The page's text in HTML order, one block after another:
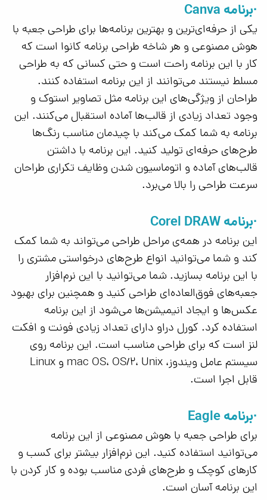
·برنامه Canva
یکی از حرفه‌ای‌ترین و بهترین برنامه‌ها برای طراحی جعبه با
هوش مصنوعی و هر شاخه طراحی برنامه کانوا است که
کار با این برنامه راحت است و حتی کسانی که به طراحی
مسلط نیستند می‌توانند از این برنامه استفاده کنند.
طراحان از ویژگی‌های این برنامه مثل تصاویر استوک و
وجود تعداد زیادی از قالب‌ها آماده استقبال می‌کنند. این
برنامه به شما کمک می‌کند با چیدمان مناسب رنگ‌ها
طرح‌های حرفه‌ای تولید کنید. این برنامه با داشتن
قالب‌های آماده و اتوماسیون شدن وظایف تکراری طراحان
سرعت طراحی را بالا می‌برد.
·برنامه Corel DRAW
این برنامه در همه‌ی مراحل طراحی می‌تواند به شما کمک
کند و شما می‌توانید انواع طرح‌های درخواستی مشتری را
با این برنامه بسازید. شما می‌توانید با این نرم‌افزار
جعبه‌های فوق‌العاده‌ای طراحی کنید و همچنین برای بهبود
عکس‌ها و ایجاد انیمیشن‌ها می‌شود از این برنامه
استفاده کرد. کورل دراو دارای تعداد زیادی فونت و افکت
لنز است که برای طراحی مناسب است. این برنامه روی
سیستم عامل ویندوز، mac OS، OS/2، Unix و Linux
قابل اجرا است.
·برنامه Eagle
برای طراحی جعبه با هوش مصنوعی از این برنامه
می‌توانید استفاده کنید. این نرم‌افزار بیشتر برای کسب و‌
کارهای کوچک و طرح‌های فردی مناسب بوده و کار کردن با
این برنامه آسان است.